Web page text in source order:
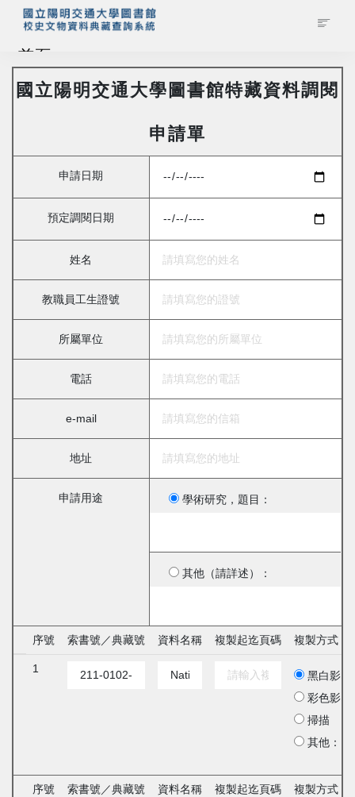
首頁
藏品查詢
管理者登入
國立陽明交通大學圖書館特藏資料調閱
申請單
申請日期
預定調閱日期
姓名
教職員工生證號
所屬單位
電話
e-mail
地址
申請用途 學術研究，題目：
其他（請詳述）：
序號 索書號／典藏號 資料名稱 複製起迄頁碼 複製方式
1
黑白影印
彩色影印
掃描
其他：
序號 索書號／典藏號 資料名稱 複製起迄頁碼 複製方式